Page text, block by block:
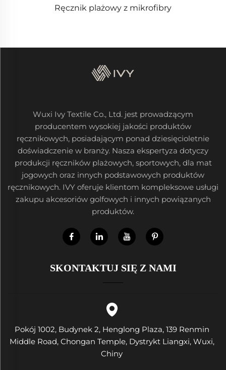
Ręcznik plażowy z mikrofibry
Wuxi Ivy Textile Co., Ltd. jest prowadzącym
producentem wysokiej jakości produktów
ręcznikowych, posiadającym ponad dziesięcioletnie
doświadczenie w branży. Nasza ekspertyza dotyczy
produkcji ręczników plażowych, sportowych, dla mat
jogowych oraz innych podstawowych produktów
ręcznikowych. IVY oferuje klientom kompleksowe usługi
zakupu akcesoriów golfowych i innych powiązanych
produktów.
SKONTAKTUJ SIĘ Z NAMI
Pokój 1002, Budynek 2, Henglong Plaza, 139 Renmin
Middle Road, Chongan Temple, Dystrykt Liangxi, Wuxi,
Chiny